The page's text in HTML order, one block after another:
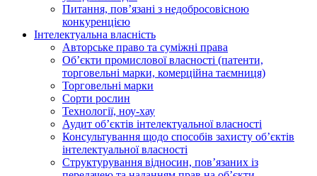
Питання, пов’язані з недобросовісною
конкуренцією
Інтелектуальна власність
Авторське право та суміжні права
Oб’єкти промислової власності (патенти,
торговельні марки, комерційна таємниця)
Торговельні марки
Сорти рослин
Технології, ноу-хау
Аудит об’єктів інтелектуальної власності
Консультування щодо способів захисту об’єктів
інтелектуальної власності
Структурування відносин, пов’язаних із